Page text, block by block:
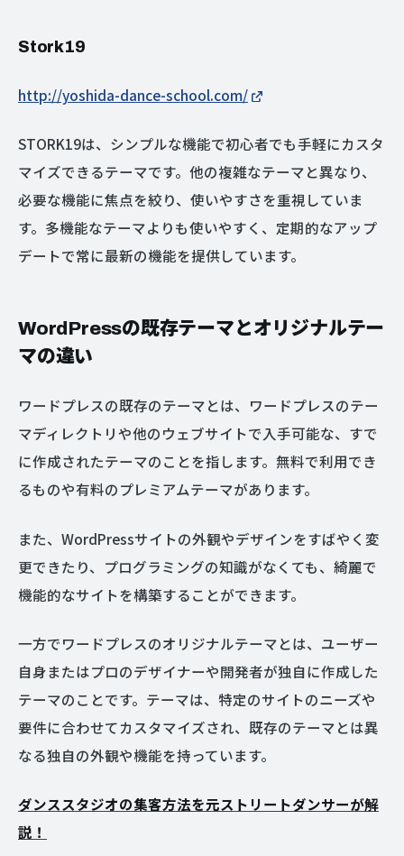
Stork19
http://yoshida-dance-school.com/
STORK19は、シンプルな機能で初心者でも手軽にカスタ
マイズできるテーマです。他の複雑なテーマと異なり、
必要な機能に焦点を絞り、使いやすさを重視していま
す。多機能なテーマよりも使いやすく、定期的なアップ
デートで常に最新の機能を提供しています。
WordPressの既存テーマとオリジナルテー
マの違い
ワードプレスの既存のテーマとは、ワードプレスのテー
マディレクトリや他のウェブサイトで入手可能な、すで
に作成されたテーマのことを指します。無料で利用でき
るものや有料のプレミアムテーマがあります。
また、WordPressサイトの外観やデザインをすばやく変
更できたり、プログラミングの知識がなくても、綺麗で
機能的なサイトを構築することができます。
一方でワードプレスのオリジナルテーマとは、ユーザー
自身またはプロのデザイナーや開発者が独自に作成した
テーマのことです。テーマは、特定のサイトのニーズや
要件に合わせてカスタマイズされ、既存のテーマとは異
なる独自の外観や機能を持っています。
ダンススタジオの集客方法を元ストリートダンサーが解
説！